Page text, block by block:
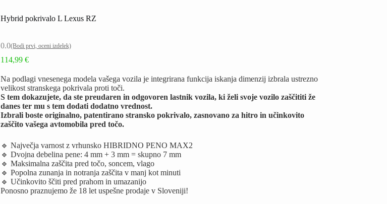
Hybrid pokrivalo L Lexus RZ
0.0(Bodi prvi, oceni izdelek)
114,99€
Na podlagi vnesenega modela vašega vozila je integrirana funkcija iskanja dimenzij izbrala ustrezno
velikost stranskega pokrivala proti toči.
S tem dokazujete, da ste preudaren in odgovoren lastnik vozila, ki želi svoje vozilo zaščititi že
danes ter mu s tem dodati dodatno vrednost.
Izbrali boste originalno, patentirano stransko pokrivalo, zasnovano za hitro in učinkovito
zaščito vašega avtomobila pred točo.
🔹 Največja varnost z vrhunsko HIBRIDNO PENO MAX2
🔹 Dvojna debelina pene: 4 mm + 3 mm = skupno 7 mm
🔹 Maksimalna zaščita pred točo, soncem, vlago
🔹 Popolna zunanja in notranja zaščita v manj kot minuti
🔹 Učinkovito ščiti pred prahom in umazanijo
Ponosno praznujemo že 18 let uspešne prodaje v Sloveniji!